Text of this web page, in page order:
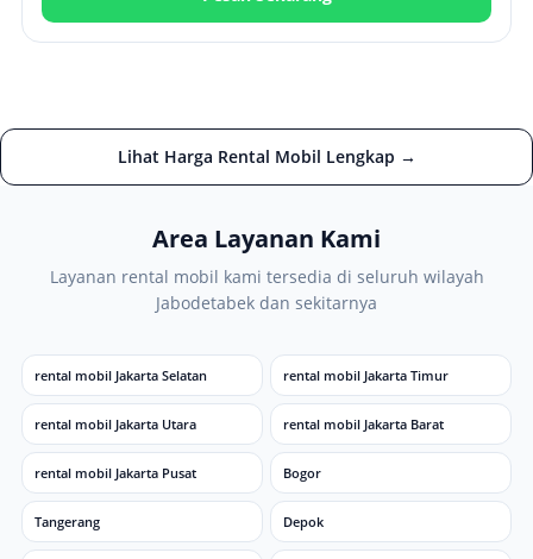
Lihat Harga Rental Mobil Lengkap →
Area Layanan Kami
Layanan rental mobil kami tersedia di seluruh wilayah
Jabodetabek dan sekitarnya
rental mobil Jakarta Selatan rental mobil Jakarta Timur
rental mobil Jakarta Utara rental mobil Jakarta Barat
rental mobil Jakarta Pusat Bogor
Tangerang Depok